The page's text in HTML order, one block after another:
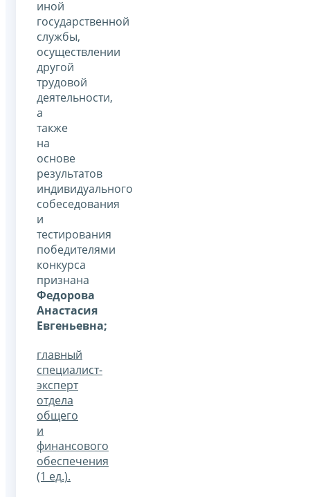
иной
государственной
службы,
осуществлении
другой
трудовой
деятельности,
а
также
на
основе
результатов
индивидуального
собеседования
и
тестирования
победителями
конкурса
признана
Федорова
Анастасия
Евгеньевна;
главный
специалист-
эксперт
отдела
общего
и
финансового
обеспечения
(1 ед.).